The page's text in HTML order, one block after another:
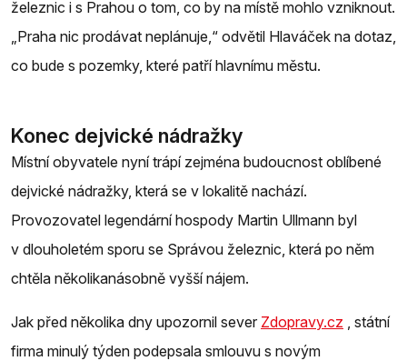
železnic i s Prahou o tom, co by na místě mohlo vzniknout.
„Praha nic prodávat neplánuje,“ odvětil Hlaváček na dotaz,
co bude s pozemky, které patří hlavnímu městu.
Konec dejvické nádražky
Místní obyvatele nyní trápí zejména budoucnost oblíbené
dejvické nádražky, která se v lokalitě nachází.
Provozovatel legendární hospody Martin Ullmann byl
v dlouholetém sporu se Správou železnic, která po něm
chtěla několikanásobně vyšší nájem.
Jak před několika dny upozornil sever Zdopravy.cz , státní
firma minulý týden podepsala smlouvu s novým